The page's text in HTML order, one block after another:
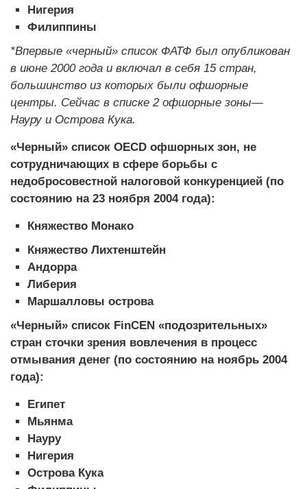
Нигерия
Филиппины
*Впервые «черный» список ФАТФ был опубликован
в июне 2000 года и включал в себя 15 стран,
большинство из которых были офшорные
центры. Сейчас в списке 2 офшорные зоны—
Науру и Острова Кука.
«Черный» список OECD офшорных зон, не
сотрудничающих в сфере борьбы с
недобросовестной налоговой конкуренцией (по
состоянию на 23 ноября 2004 года):
Княжество Монако
Княжество Лихтенштейн
Андорра
Либерия
Маршалловы острова
«Черный» список FinCEN «подозрительных»
стран сточки зрения вовлечения в процесс
отмывания денег (по состоянию на ноябрь 2004
года):
Египет
Мьянма
Науру
Нигерия
Острова Кука